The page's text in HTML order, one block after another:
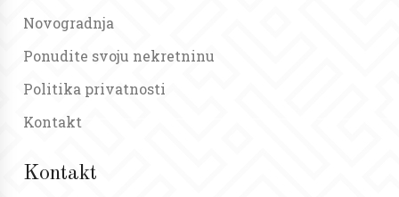
Novogradnja
Ponudite svoju nekretninu
Politika privatnosti
Kontakt
Kontakt